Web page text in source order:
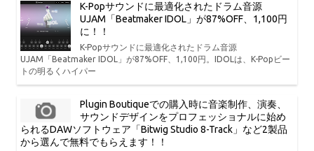
K-Popサウンドに最適化されたドラム音源
UJAM「Beatmaker IDOL」が87%OFF、1,100円
に！！
K-Popサウンドに最適化されたドラム音源
UJAM「Beatmaker IDOL」が87%OFF、1,100円。IDOLは、K-Popビー
トの明るくハイパー
Plugin Boutiqueでの購入時に音楽制作、演奏、
サウンドデザインをプロフェッショナルに始め
られるDAWソフトウェア「Bitwig Studio 8-Track」など2製品
から選んで無料でもらえます！！